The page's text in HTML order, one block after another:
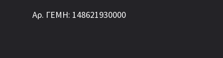
Αρ. ΓΕΜΗ: 148621930000